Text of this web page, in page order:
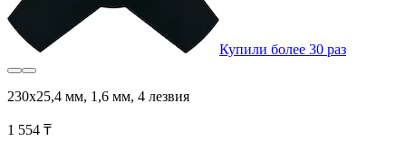
Купили более 30 раз
230x25,4 мм, 1,6 мм, 4 лезвия
1 554 ₸